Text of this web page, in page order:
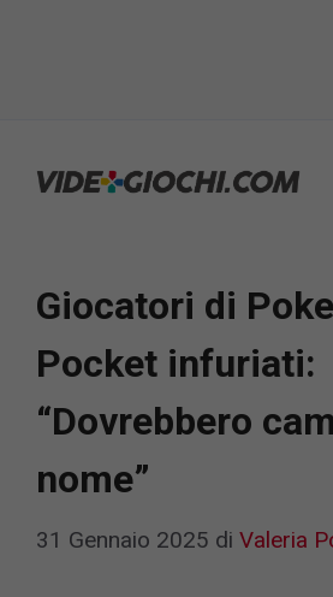
Giocatori di
Pocket infuriati:
“Dovrebbero
nome”
31 Gennaio 2025 di Valeria